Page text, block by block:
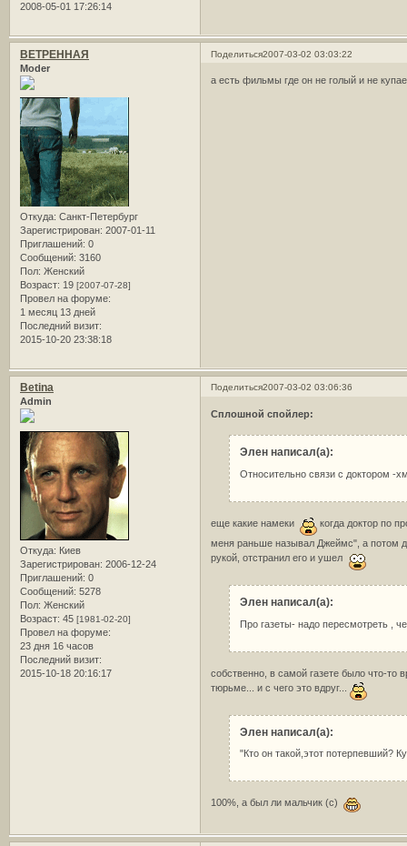
2008-05-01 17:26:14
Поделиться2007-03-02 03:03:22
ВЕТРЕННАЯ
Moder
Откуда: Санкт-Петербург
Зарегистрирован: 2007-01-11
Приглашений: 0
Сообщений: 3160
Пол: Женский
Возраст: 19 [2007-07-28]
Провел на форуме:
1 месяц 13 дней
Последний визит:
2015-10-20 23:38:18
а есть фильмы где он не голый и не
Поделиться2007-03-02 03:06:36
Betina
Admin
Откуда: Киев
Зарегистрирован: 2006-12-24
Приглашений: 0
Сообщений: 5278
Пол: Женский
Возраст: 45 [1981-02-20]
Провел на форуме:
23 дня 16 часов
Последний визит:
2015-10-18 20:16:17
Сплошной спойлер:
Элен написал(а):
Относительно связи с доктором -
еще какие намеки
когда доктор по
меня раньше называл Джеймс", а потом
рукой, отстранил его и ушел
Элен написал(а):
Про газеты- надо пересмотреть ,
собственно, в самой газете было что-то
тюрьме... и с чего это вдруг...
Элен написал(а):
"Кто он такой,этот потерпевший?
100%, а был ли мальчик (с)